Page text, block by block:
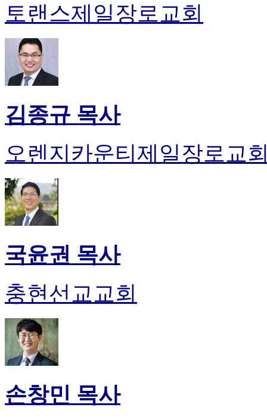
토랜스제일장로교회
김종규 목사
오렌지카운티제일장로교
국윤권 목사
충현선교교회
손창민 목사